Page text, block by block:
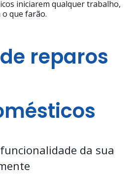
iniciarem qualquer trabalho,
o que farão.
reparos
da sua